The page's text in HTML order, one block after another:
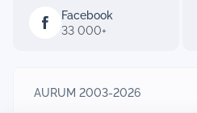
Facebook
33 000+
AURUM 2003-2026